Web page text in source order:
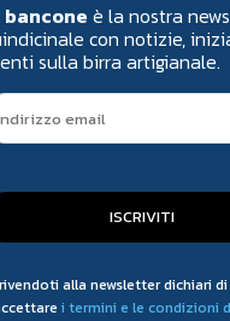
bancone è la nostra
con notizie,
sulla birra artigianale.
ISCRIVITI
alla newsletter dichiari
i termini e le condizioni